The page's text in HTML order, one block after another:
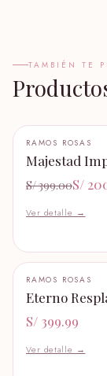
S/ 139.00
garfiel
oso panda
S/ 89.99
peluche
TAMBIÉN TE
−50%
+ AÑADIR AL
RAMOS ROSAS
Majestad
S/ 399.00S/
Ver detalle →
+ AÑADIR AL
RAMOS ROSAS
Eterno
S/ 399.99
Ver detalle →